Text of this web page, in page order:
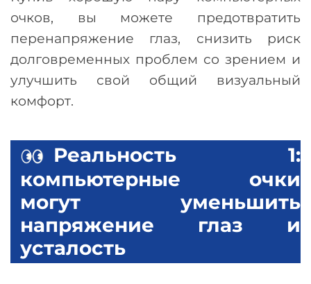
очков, вы можете предотвратить
перенапряжение глаз, снизить риск
долговременных проблем со зрением и
улучшить свой общий визуальный
комфорт.
Реальность 1:
компьютерные очки
могут уменьшить
напряжение глаз и
усталость